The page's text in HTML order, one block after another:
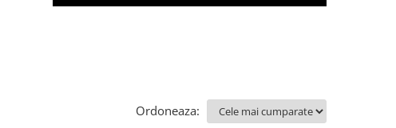
Ordoneaza: